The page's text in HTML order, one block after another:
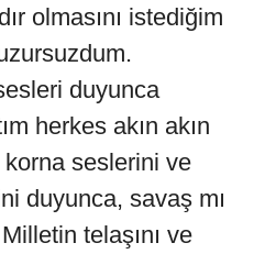
olmasını istediğim
duyunca
herkes akın akın
korna seslerini ve
duyunca, savaş mı
telaşını ve